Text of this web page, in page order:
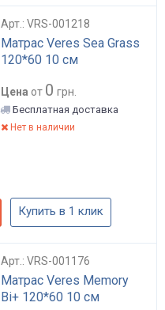
Арт.: VRS-001218
Матрас Veres Sea Grass
120*60 10 см
Цена от 0 грн.
Бесплатная доставка
Нет в наличии
Купить в 1 клик
Арт.: VRS-001176
Матрас Veres Memory
Bi+ 120*60 10 см